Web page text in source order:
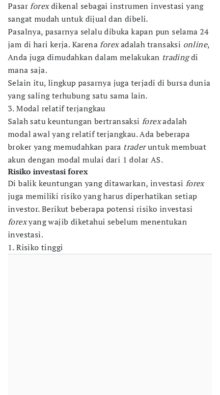
Pasarforexdikenal sebagai instrumen investasi yang
sangat mudah untuk dijual dan dibeli.
Pasalnya, pasarnya selalu dibuka kapan pun selama 24
jam di hari kerja. Karenaforexadalah transaksi online,
Anda juga dimudahkan dalam melakukan tradingdi
mana saja.
Selain itu, lingkup pasarnya juga terjadi di bursa dunia
yang saling terhubung satu sama lain.
3. Modal relatif terjangkau
Salah satu keuntungan bertransaksi forexadalah
modal awal yang relatif terjangkau. Ada beberapa
broker yang memudahkan para traderuntuk membuat
akun dengan modal mulai dari 1 dolar AS.
Risiko investasi forex
Di balik keuntungan yang ditawarkan, investasi forex
juga memiliki risiko yang harus diperhatikan setiap
investor. Berikut beberapa potensi risiko investasi
forexyang wajib diketahui sebelum menentukan
investasi.
1. Risiko tinggi